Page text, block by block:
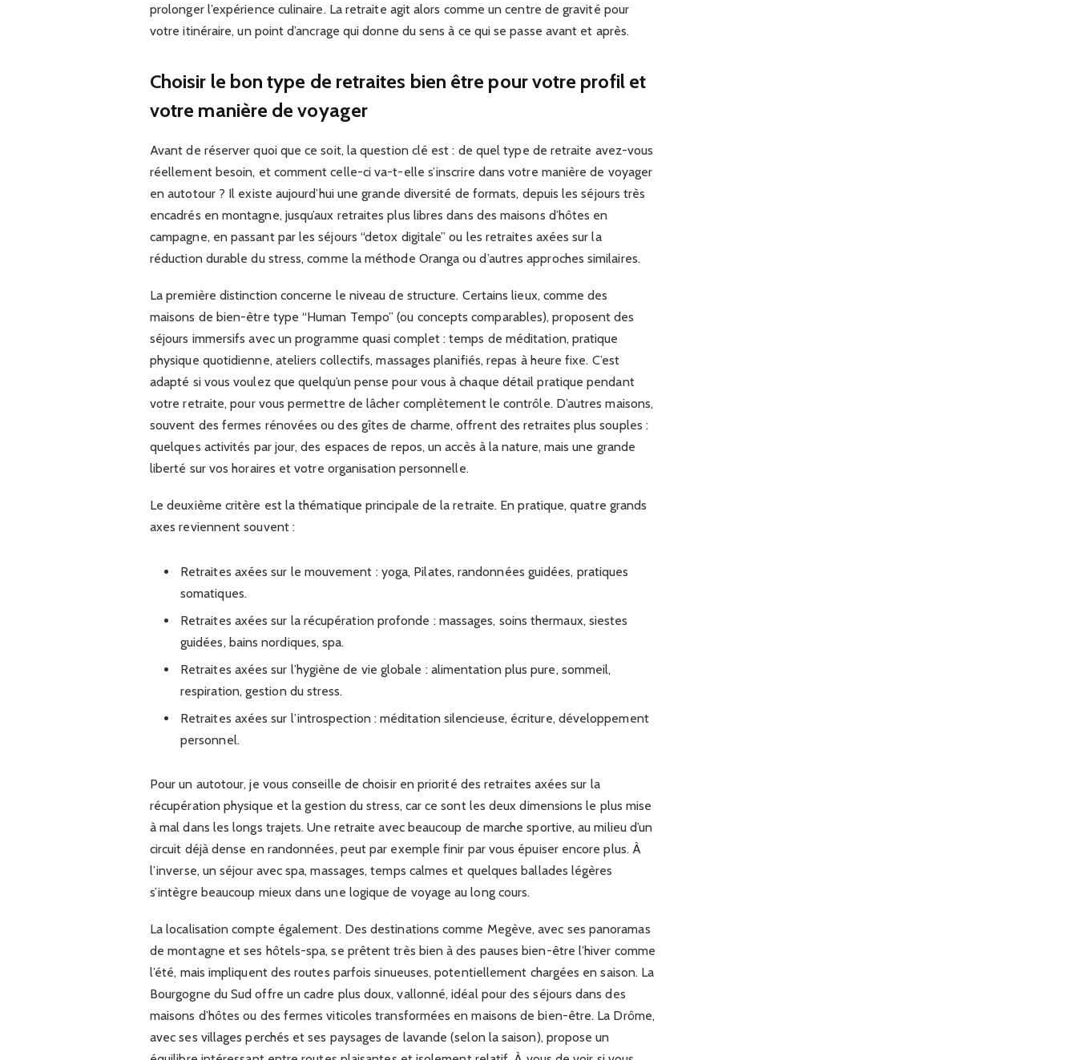
prolonger l’expérience culinaire. La retraite agit alors comme un centre de gravité pour
votre itinéraire, un point d’ancrage qui donne du sens à ce qui se passe avant et après.
Choisir le bon type de retraites bien être pour votre profil et
votre manière de voyager
Avant de réserver quoi que ce soit, la question clé est : de quel type de retraite avez-vous
réellement besoin, et comment celle-ci va-t-elle s’inscrire dans votre manière de voyager
en autotour ? Il existe aujourd’hui une grande diversité de formats, depuis les séjours très
encadrés en montagne, jusqu’aux retraites plus libres dans des maisons d’hôtes en
campagne, en passant par les séjours “detox digitale” ou les retraites axées sur la
réduction durable du stress, comme la méthode Oranga ou d’autres approches similaires.
La première distinction concerne le niveau de structure. Certains lieux, comme des
maisons de bien-être type “Human Tempo” (ou concepts comparables), proposent des
séjours immersifs avec un programme quasi complet : temps de méditation, pratique
physique quotidienne, ateliers collectifs, massages planifiés, repas à heure fixe. C’est
adapté si vous voulez que quelqu’un pense pour vous à chaque détail pratique pendant
votre retraite, pour vous permettre de lâcher complètement le contrôle. D’autres maisons,
souvent des fermes rénovées ou des gîtes de charme, offrent des retraites plus souples :
quelques activités par jour, des espaces de repos, un accès à la nature, mais une grande
liberté sur vos horaires et votre organisation personnelle.
Le deuxième critère est la thématique principale de la retraite. En pratique, quatre grands
axes reviennent souvent :
Retraites axées sur le mouvement : yoga, Pilates, randonnées guidées, pratiques
somatiques.
Retraites axées sur la récupération profonde : massages, soins thermaux, siestes
guidées, bains nordiques, spa.
Retraites axées sur l’hygiène de vie globale : alimentation plus pure, sommeil,
respiration, gestion du stress.
Retraites axées sur l’introspection : méditation silencieuse, écriture, développement
personnel.
Pour un autotour, je vous conseille de choisir en priorité des retraites axées sur la
récupération physique et la gestion du stress, car ce sont les deux dimensions le plus mise
à mal dans les longs trajets. Une retraite avec beaucoup de marche sportive, au milieu d’un
circuit déjà dense en randonnées, peut par exemple finir par vous épuiser encore plus. À
l’inverse, un séjour avec spa, massages, temps calmes et quelques ballades légères
s’intègre beaucoup mieux dans une logique de voyage au long cours.
La localisation compte également. Des destinations comme Megève, avec ses panoramas
de montagne et ses hôtels-spa, se prêtent très bien à des pauses bien-être l’hiver comme
l’été, mais impliquent des routes parfois sinueuses, potentiellement chargées en saison. La
Bourgogne du Sud offre un cadre plus doux, vallonné, idéal pour des séjours dans des
maisons d’hôtes ou des fermes viticoles transformées en maisons de bien-être. La Drôme,
avec ses villages perchés et ses paysages de lavande (selon la saison), propose un